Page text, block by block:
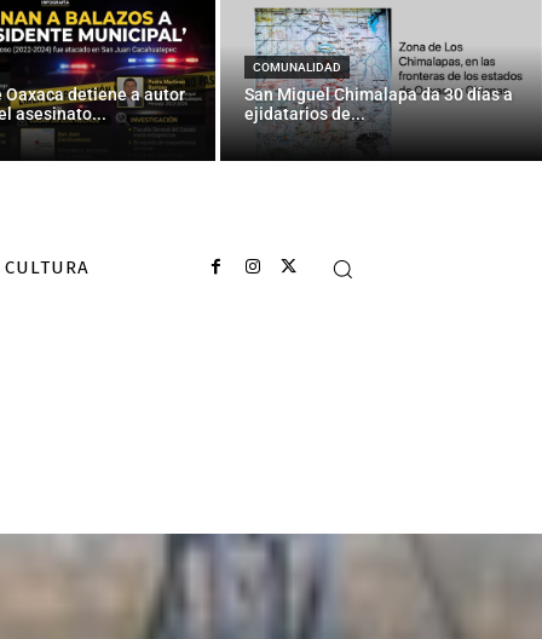
Oaxaca detiene a autor
asesinato...
COMUNALIDAD
San Miguel Chimalapa da 30 días a
ejidatarios de...
CULTURA